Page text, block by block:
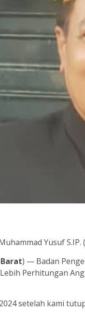
Yusuf S.IP.
) — Badan
Perhitungan
setelah kami